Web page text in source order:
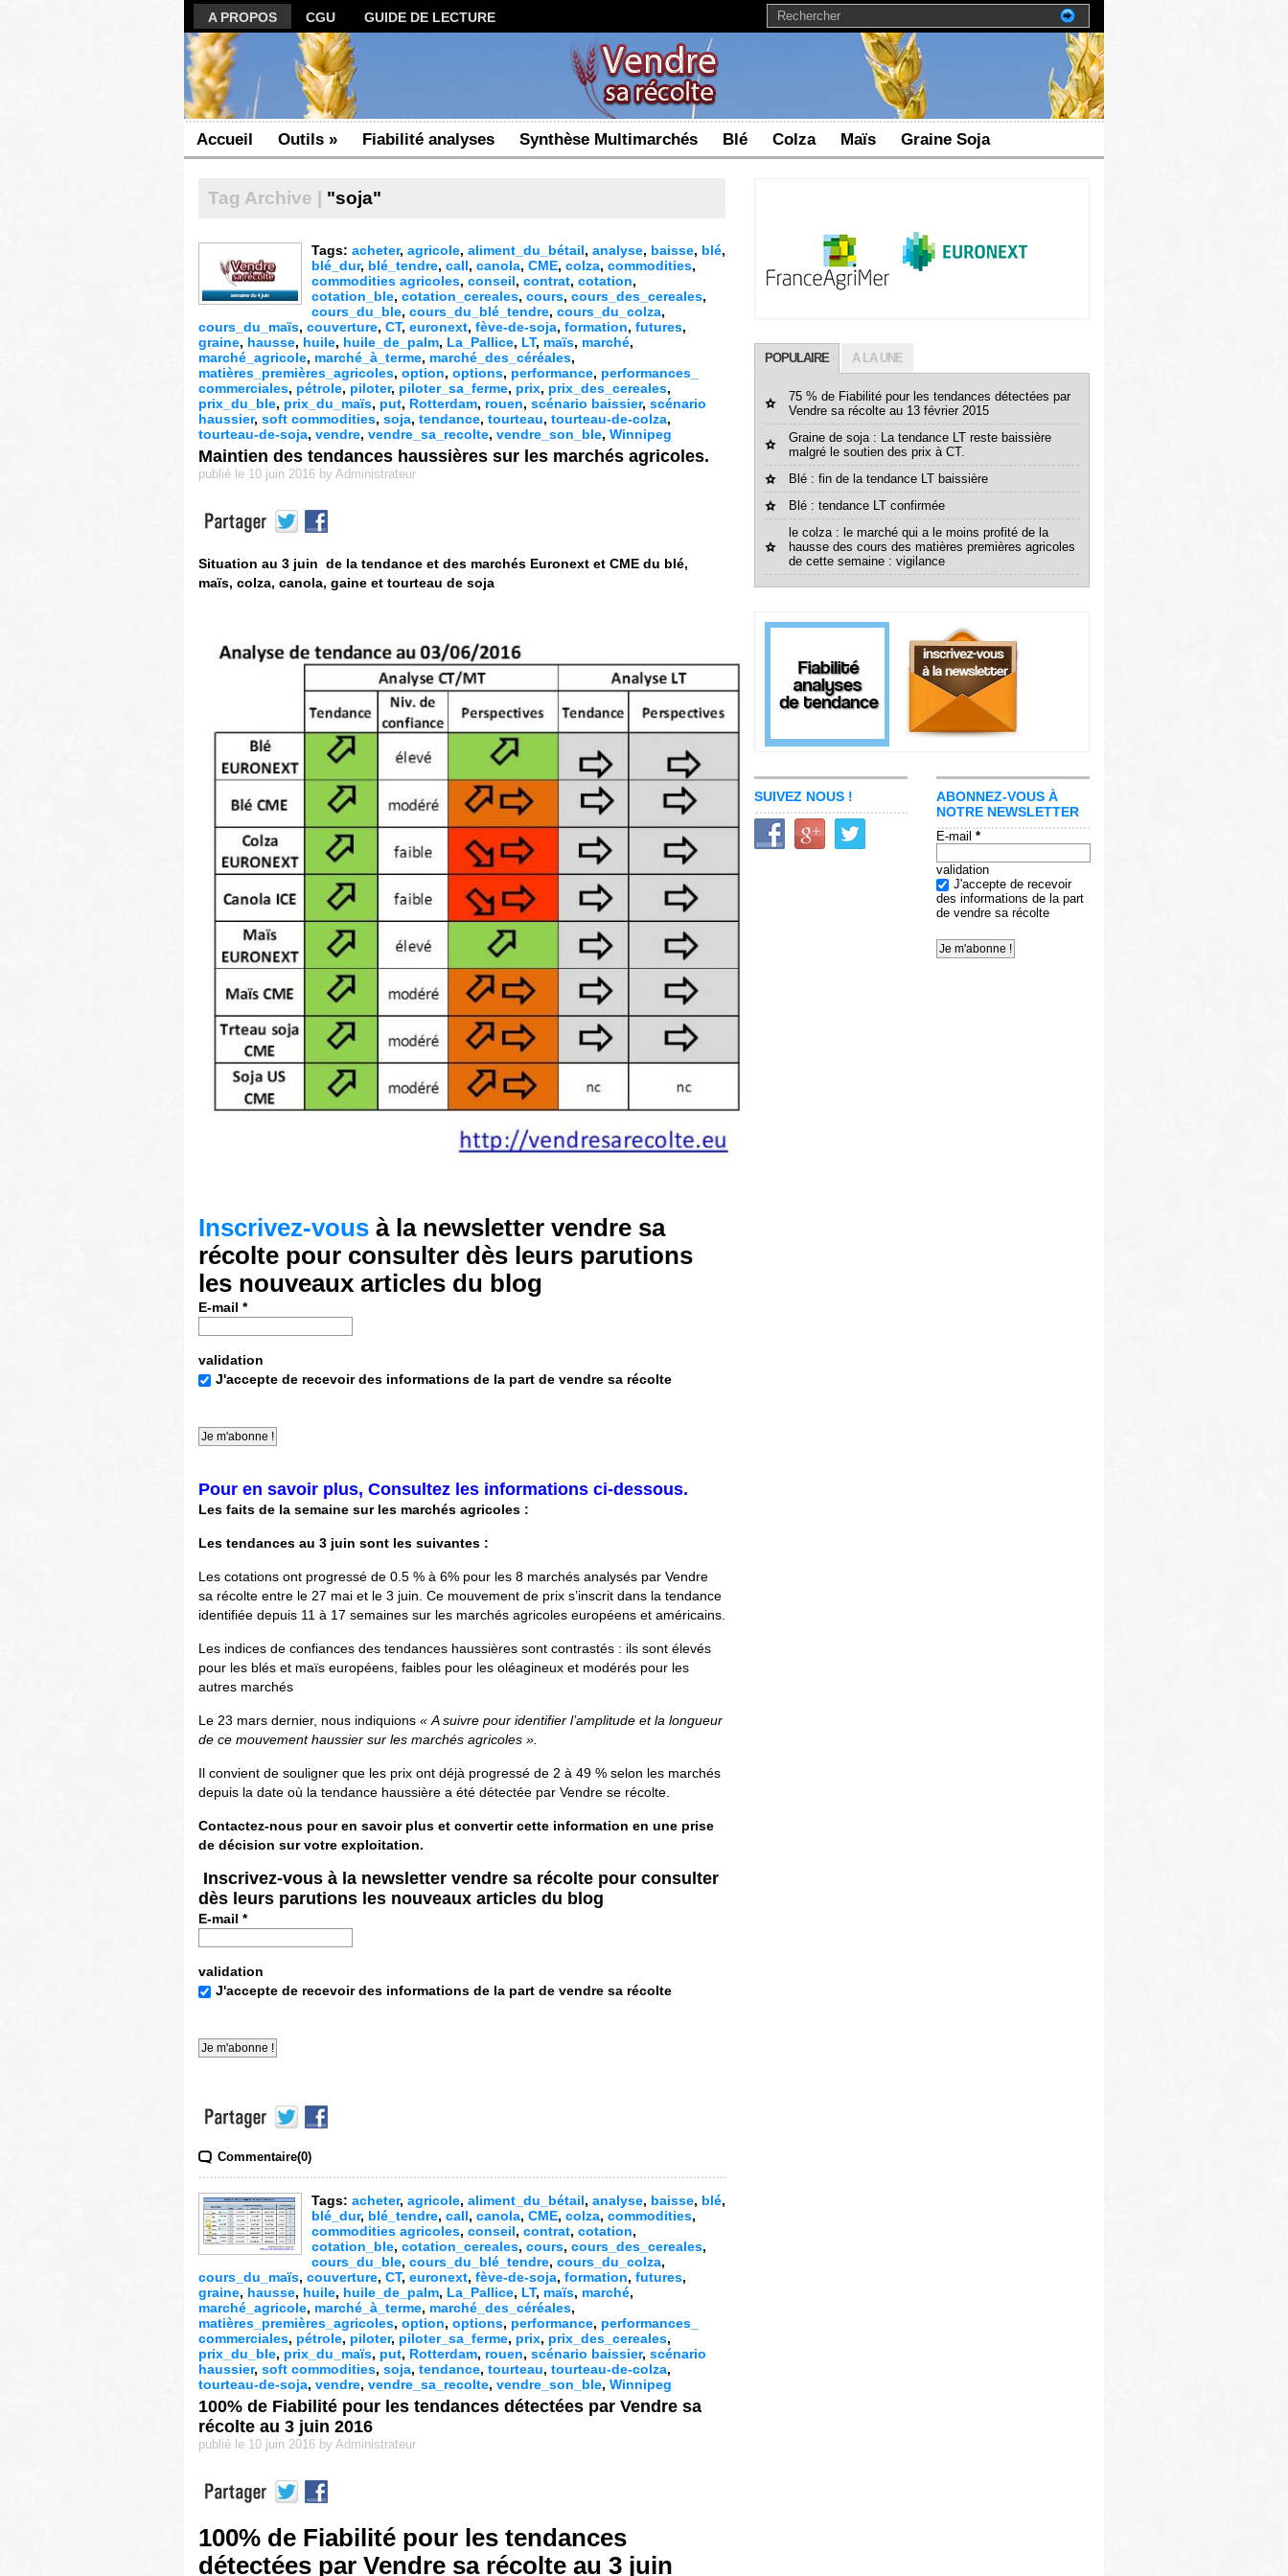
A PROPOS CGU GUIDE DE LECTURE
Accueil Outils » Fiabilité analyses Synthèse Multimarchés Blé Colza Maïs Graine Soja
Tag Archive | "soja"
Tags: acheter, agricole, aliment_du_bétail, analyse, baisse, blé,
blé_dur, blé_tendre, call, canola, CME, colza, commodities,
commodities agricoles, conseil, contrat, cotation,
cotation_ble, cotation_cereales, cours, cours_des_cereales,
cours_du_ble, cours_du_blé_tendre, cours_du_colza,
cours_du_maïs, couverture, CT, euronext, fève-de-soja, formation, futures,
graine, hausse, huile, huile_de_palm, La_Pallice, LT, maïs, marché,
marché_agricole, marché_à_terme, marché_des_céréales,
matières_premières_agricoles, option, options, performance, performances_
commerciales, pétrole, piloter, piloter_sa_ferme, prix, prix_des_cereales,
prix_du_ble, prix_du_maïs, put, Rotterdam, rouen, scénario baissier, scénario
haussier, soft commodities, soja, tendance, tourteau, tourteau-de-colza,
tourteau-de-soja, vendre, vendre_sa_recolte, vendre_son_ble, Winnipeg
Maintien des tendances haussières sur les marchés agricoles.
publié le 10 juin 2016 by Administrateur
Situation au 3 juin de la tendance et des marchés Euronext et CME du blé,
maïs, colza, canola, gaine et tourteau de soja
Inscrivez-vous à la newsletter vendre sa
récolte pour consulter dès leurs parutions
les nouveaux articles du blog
E-mail *
validation
J'accepte de recevoir des informations de la part de vendre sa récolte
Pour en savoir plus, Consultez les informations ci-dessous.
Les faits de la semaine sur les marchés agricoles :
Les tendances au 3 juin sont les suivantes :
Les cotations ont progressé de 0.5 % à 6% pour les 8 marchés analysés par Vendre
sa récolte entre le 27 mai et le 3 juin. Ce mouvement de prix s’inscrit dans la tendance
identifiée depuis 11 à 17 semaines sur les marchés agricoles européens et américains.
Les indices de confiances des tendances haussières sont contrastés : ils sont élevés
pour les blés et maïs européens, faibles pour les oléagineux et modérés pour les
autres marchés
Le 23 mars dernier, nous indiquions « A suivre pour identifier l’amplitude et la longueur
de ce mouvement haussier sur les marchés agricoles ».
Il convient de souligner que les prix ont déjà progressé de 2 à 49 % selon les marchés
depuis la date où la tendance haussière a été détectée par Vendre se récolte.
Contactez-nous pour en savoir plus et convertir cette information en une prise
de décision sur votre exploitation.
Inscrivez-vous à la newsletter vendre sa récolte pour consulter
dès leurs parutions les nouveaux articles du blog
E-mail *
validation
J'accepte de recevoir des informations de la part de vendre sa récolte
Commentaire(0)
Tags: acheter, agricole, aliment_du_bétail, analyse, baisse, blé,
blé_dur, blé_tendre, call, canola, CME, colza, commodities,
commodities agricoles, conseil, contrat, cotation,
cotation_ble, cotation_cereales, cours, cours_des_cereales,
cours_du_ble, cours_du_blé_tendre, cours_du_colza,
cours_du_maïs, couverture, CT, euronext, fève-de-soja, formation, futures,
graine, hausse, huile, huile_de_palm, La_Pallice, LT, maïs, marché,
marché_agricole, marché_à_terme, marché_des_céréales,
matières_premières_agricoles, option, options, performance, performances_
commerciales, pétrole, piloter, piloter_sa_ferme, prix, prix_des_cereales,
prix_du_ble, prix_du_maïs, put, Rotterdam, rouen, scénario baissier, scénario
haussier, soft commodities, soja, tendance, tourteau, tourteau-de-colza,
tourteau-de-soja, vendre, vendre_sa_recolte, vendre_son_ble, Winnipeg
100% de Fiabilité pour les tendances détectées par Vendre sa
récolte au 3 juin 2016
publié le 10 juin 2016 by Administrateur
100% de Fiabilité pour les tendances
détectées par Vendre sa récolte au 3 juin
POPULAIRE A LA UNE
75 % de Fiabilité pour les tendances détectées par
Vendre sa récolte au 13 février 2015
Graine de soja : La tendance LT reste baissière
malgré le soutien des prix à CT.
Blé : fin de la tendance LT baissière
Blé : tendance LT confirmée
le colza : le marché qui a le moins profité de la
hausse des cours des matières premières agricoles
de cette semaine : vigilance
SUIVEZ NOUS !
ABONNEZ-VOUS À
NOTRE NEWSLETTER
E-mail *
validation
J'accepte de recevoir
des informations de la part
de vendre sa récolte